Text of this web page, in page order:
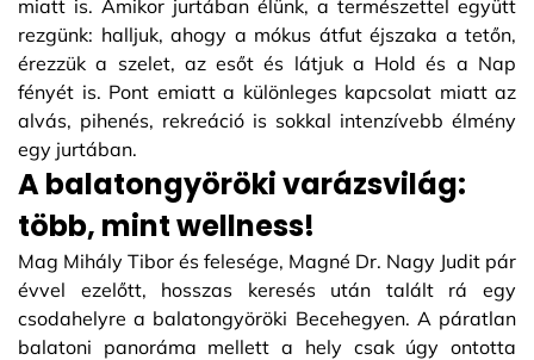
miatt is. Amikor jurtában élünk, a természettel együtt
rezgünk: halljuk, ahogy a mókus átfut éjszaka a tetőn,
érezzük a szelet, az esőt és látjuk a Hold és a Nap
fényét is. Pont emiatt a különleges kapcsolat miatt az
alvás, pihenés, rekreáció is sokkal intenzívebb élmény
egy jurtában.
A balatongyöröki varázsvilág:
több, mint wellness!
Mag Mihály Tibor és felesége, Magné Dr. Nagy Judit pár
évvel ezelőtt, hosszas keresés után talált rá egy
csodahelyre a balatongyöröki Becehegyen. A páratlan
balatoni panoráma mellett a hely csak úgy ontotta